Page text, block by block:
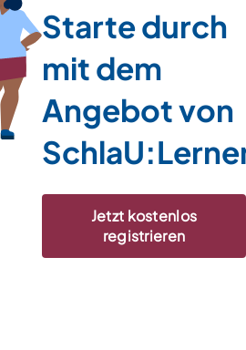
Starte durch
mit dem
Angebot von
Jetzt kostenlos
registrieren